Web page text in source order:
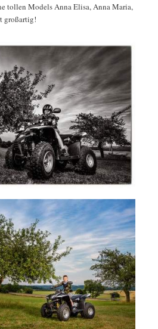
tollen Models Anna Elisa, Anna Maria,
großartig!